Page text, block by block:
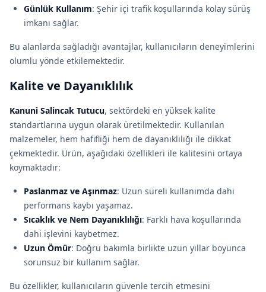
Günlük Kullanım: Şehir içi trafik koşullarında kolay sürüş
imkanı sağlar.
Bu alanlarda sağladığı avantajlar, kullanıcıların deneyimlerini
olumlu yönde etkilemektedir.
Kalite ve Dayanıklılık
Kanuni Salincak Tutucu, sektördeki en yüksek kalite
standartlarına uygun olarak üretilmektedir. Kullanılan
malzemeler, hem hafifliği hem de dayanıklılığı ile dikkat
çekmektedir. Ürün, aşağıdaki özellikleri ile kalitesini ortaya
koymaktadır:
Paslanmaz ve Aşınmaz: Uzun süreli kullanımda dahi
performans kaybı yaşamaz.
Sıcaklık ve Nem Dayanıklılığı: Farklı hava koşullarında
dahi işlevini kaybetmez.
Uzun Ömür: Doğru bakımla birlikte uzun yıllar boyunca
sorunsuz bir kullanım sağlar.
Bu özellikler, kullanıcıların güvenle tercih etmesini